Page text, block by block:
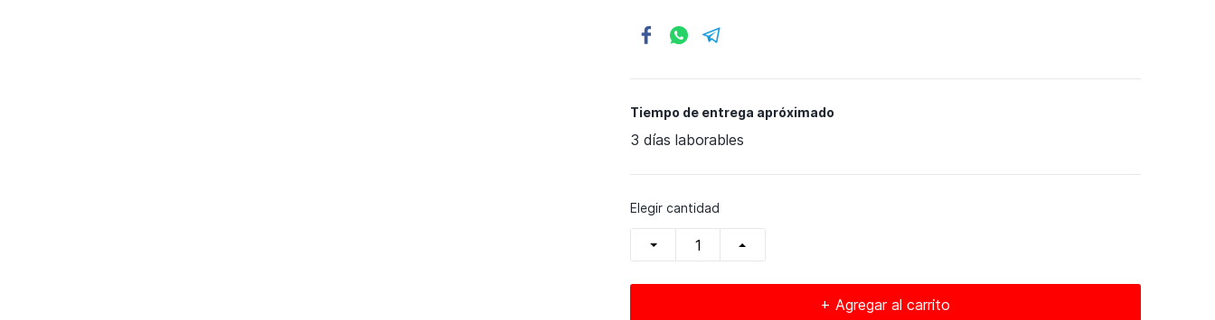
Tiempo de entrega apróximado
3 días laborables
Elegir cantidad
+ Agregar al carrito